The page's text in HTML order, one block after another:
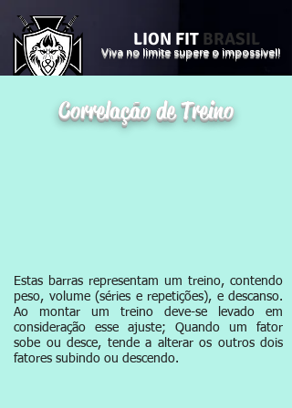
LION FIT BRASIL
Viva no limite supere o impossível!
Correlação de Treino
Estas barras representam um treino, contendo
peso, volume (séries e repetições), e descanso.
Ao montar um treino deve-se levado em
consideração esse ajuste; Quando um fator
sobe ou desce, tende a alterar os outros dois
fatores subindo ou descendo.